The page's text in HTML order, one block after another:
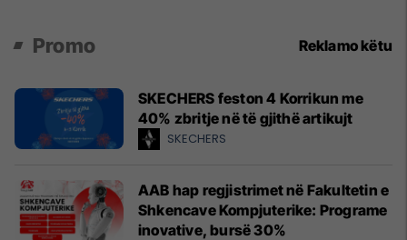
Promo Reklamo këtu
SKECHERS feston 4 Korrikun me
40% zbritje në të gjithë artikujt
SKECHERS
AAB hap regjistrimet në Fakultetin e
Shkencave Kompjuterike: Programe
inovative, bursë 30%